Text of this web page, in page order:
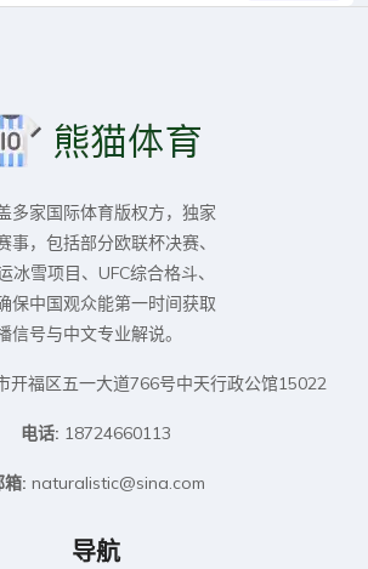
多家国际体育版权方，独家
事，包括部分欧联杯决赛、
雪项目、UFC综合格斗、
保中国观众能第一时间获取
信号与中文专业解说。
开福区五一大道766号中天行政公馆15022
电话: 18724660113
箱: naturalistic@sina.com
导航